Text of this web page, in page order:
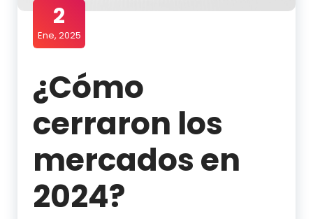
2
Ene, 2025
¿Cómo
cerraron los
mercados en
2024?